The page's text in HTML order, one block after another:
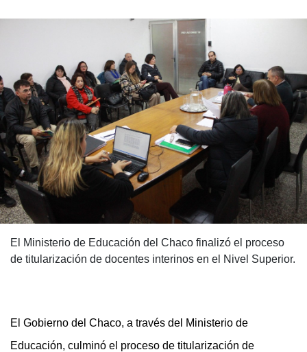
El Ministerio de Educación del Chaco finalizó el proceso
de titularización de docentes interinos en el Nivel Superior.
El Gobierno del Chaco, a través del Ministerio de
Educación, culminó el proceso de titularización de